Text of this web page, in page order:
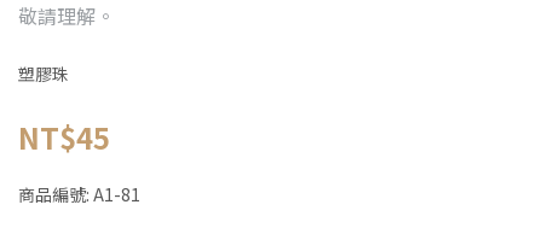
敬請理解。
塑膠珠
NT$45
商品編號: A1-81